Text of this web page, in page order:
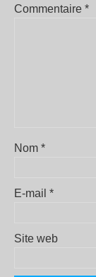
Commentaire *
Nom *
E-mail *
Site web